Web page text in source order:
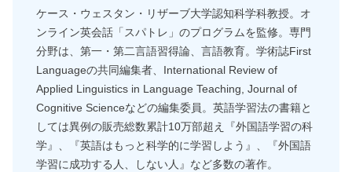
ケース・ウェスタン・リザーブ大学認知科学科教授。オ
ンライン英会話「スパトレ」のプログラムを監修。専門
分野は、第一・第二言語習得論、言語教育。学術誌First
Languageの共同編集者、International Review of
Applied Linguistics in Language Teaching, Journal of
Cognitive Scienceなどの編集委員。英語学習法の書籍と
しては異例の販売総数累計10万部超え『外国語学習の科
学』、『英語はもっと科学的に学習しよう』、『外国語
学習に成功する人、しない人』など多数の著作。